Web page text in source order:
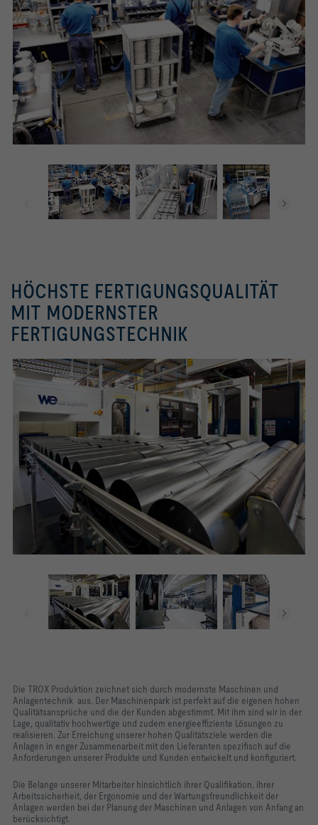
HÖCHSTE FERTIGUNGSQUALITÄT
MIT MODERNSTER
FERTIGUNGSTECHNIK
Die TROX Produktion zeichnet sich durch modernste Maschinen­ und
Anlagentechnik aus. Der Maschinenpark ist perfekt auf die eigenen hohen
Qualitätsansprüche und die der Kunden abgestimmt. Mit ihm sind wir in der
Lage, qualitativ hochwertige und zudem energieeffiziente Lösungen zu
realisieren. Zur Erreichung unserer hohen Qualitätsziele werden die
Anlagen in enger Zusammenarbeit mit den Lieferanten spezifisch auf die
Anforderungen unserer Produkte und Kunden entwickelt und konfiguriert.
Die Belange unserer Mitarbeiter hinsichtlich ihrer Qualifikation, ihrer
Arbeitssicherheit, der Ergonomie und der Wartungsfreundlichkeit der
Anlagen werden bei der Planung der Maschinen und Anlagen von Anfang an
berücksichtigt.